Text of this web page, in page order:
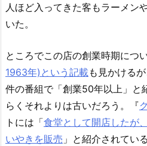
人ほど入ってきた客もラーメン
いた。
ところでこの店の創業時期につ
1963年)という記載も見かける
件の番組で「創業50年以上」と
らくそれよりは古いだろう。『
トには「食堂として開店したが
いやきを販売 」と紹介されてい